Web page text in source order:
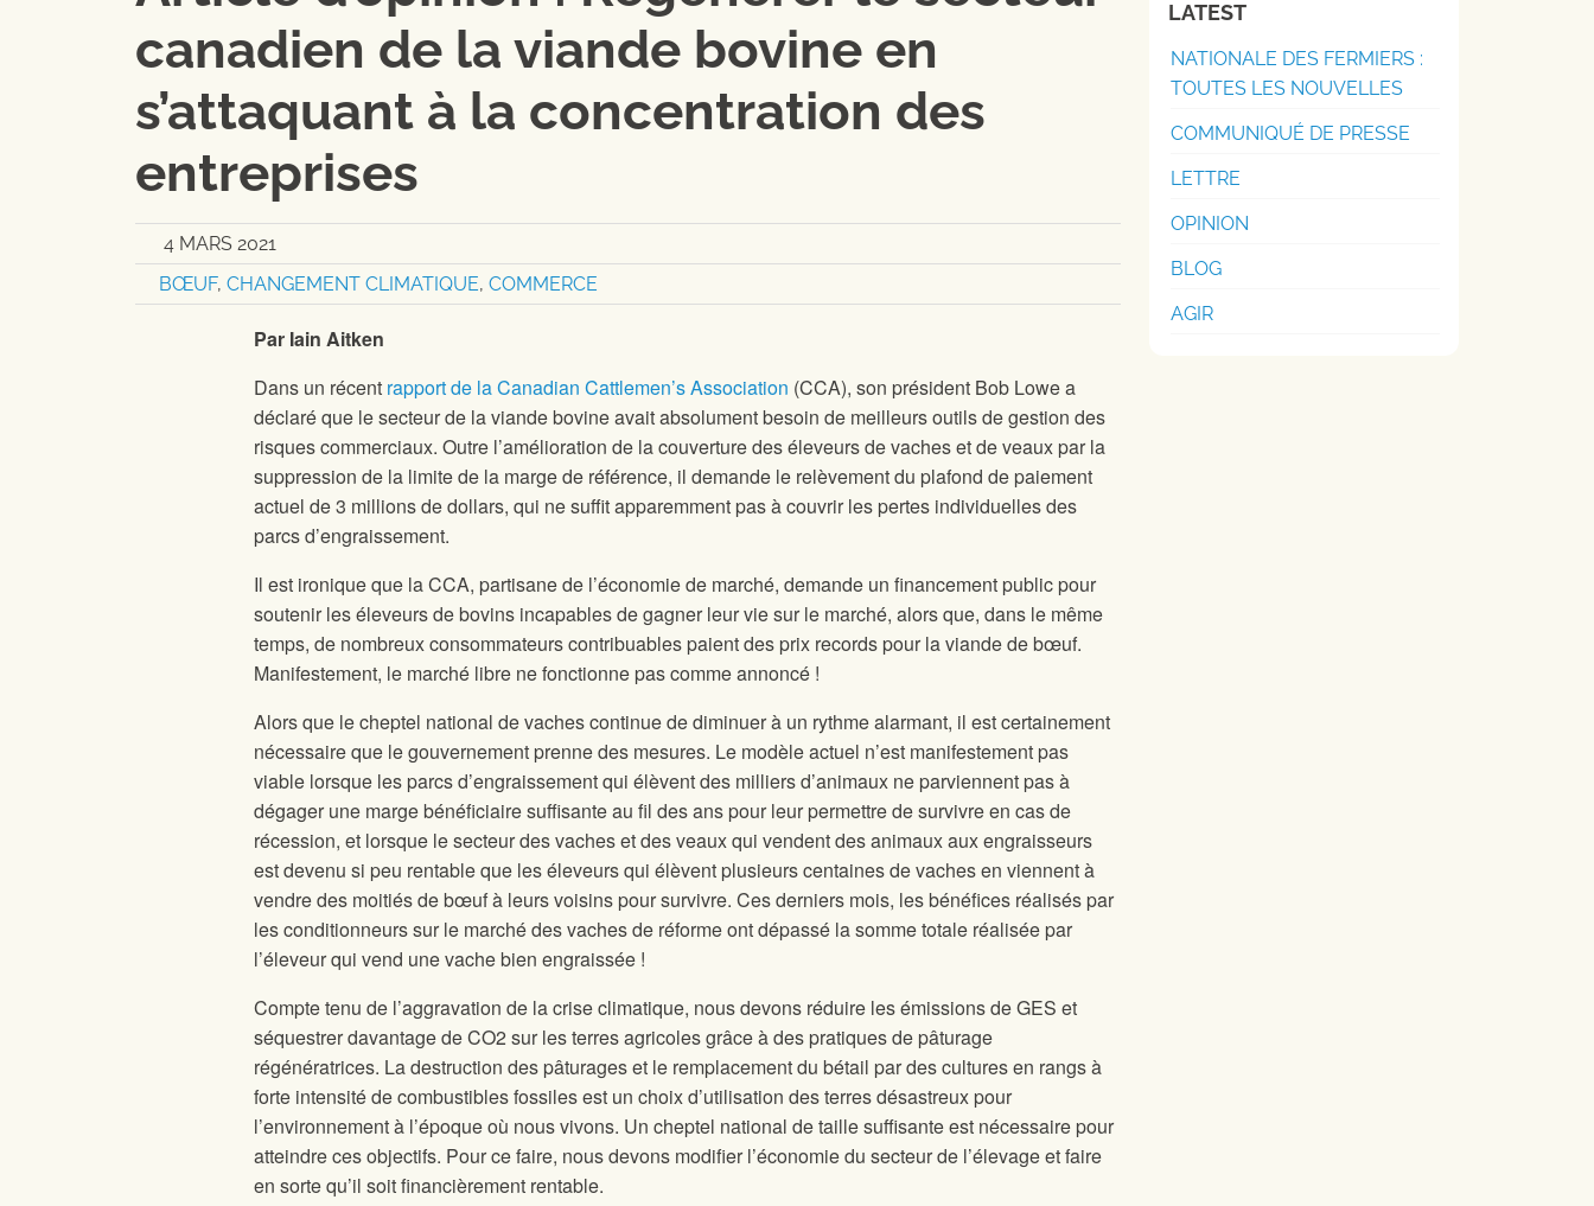
canadien de la viande bovine en
s’attaquant à la concentration des
entreprises
4 MARS 2021
BŒUF, CHANGEMENT CLIMATIQUE, COMMERCE
Par Iain Aitken
Dans un récent rapport de la Canadian Cattlemen’s Association (CCA), son président Bob Lowe a
déclaré que le secteur de la viande bovine avait absolument besoin de meilleurs outils de gestion des
risques commerciaux. Outre l’amélioration de la couverture des éleveurs de vaches et de veaux par la
suppression de la limite de la marge de référence, il demande le relèvement du plafond de paiement
actuel de 3 millions de dollars, qui ne suffit apparemment pas à couvrir les pertes individuelles des
parcs d’engraissement.
Il est ironique que la CCA, partisane de l’économie de marché, demande un financement public pour
soutenir les éleveurs de bovins incapables de gagner leur vie sur le marché, alors que, dans le même
temps, de nombreux consommateurs contribuables paient des prix records pour la viande de bœuf.
Manifestement, le marché libre ne fonctionne pas comme annoncé !
Alors que le cheptel national de vaches continue de diminuer à un rythme alarmant, il est certainement
nécessaire que le gouvernement prenne des mesures. Le modèle actuel n’est manifestement pas
viable lorsque les parcs d’engraissement qui élèvent des milliers d’animaux ne parviennent pas à
dégager une marge bénéficiaire suffisante au fil des ans pour leur permettre de survivre en cas de
récession, et lorsque le secteur des vaches et des veaux qui vendent des animaux aux engraisseurs
est devenu si peu rentable que les éleveurs qui élèvent plusieurs centaines de vaches en viennent à
vendre des moitiés de bœuf à leurs voisins pour survivre. Ces derniers mois, les bénéfices réalisés par
les conditionneurs sur le marché des vaches de réforme ont dépassé la somme totale réalisée par
l’éleveur qui vend une vache bien engraissée !
Compte tenu de l’aggravation de la crise climatique, nous devons réduire les émissions de GES et
séquestrer davantage de CO2 sur les terres agricoles grâce à des pratiques de pâturage
régénératrices. La destruction des pâturages et le remplacement du bétail par des cultures en rangs à
forte intensité de combustibles fossiles est un choix d’utilisation des terres désastreux pour
l’environnement à l’époque où nous vivons. Un cheptel national de taille suffisante est nécessaire pour
atteindre ces objectifs. Pour ce faire, nous devons modifier l’économie du secteur de l’élevage et faire
en sorte qu’il soit financièrement rentable.
LATEST
NATIONALE DES FERMIERS :
TOUTES LES NOUVELLES
COMMUNIQUÉ DE PRESSE
LETTRE
OPINION
BLOG
AGIR